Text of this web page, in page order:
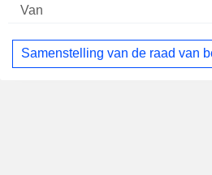
Samenstelling van de raad van